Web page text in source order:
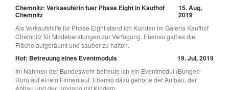
Chemnitz: Verkaeuferin fuer Phase Eight in Kaufhof
Chemnitz
15. Aug,
2019
Als Verkaufshilfe für Phase Eight stand ich Kunden im Galeria Kaufhof
Chemnitz für Modeberatungen zur Verfügung. Ebenso galt es die
Fläche aufgeräumt und sauber zu halten.
Hof: Betreuung eines Eventmoduls 19. Jul, 2019
Im Nahmen der Bundeswehr betreute ich ein Eventmodul (Bungee-
Run) auf einem Firmenlauf. Ebenso dazu gehörte der Aufbau, der